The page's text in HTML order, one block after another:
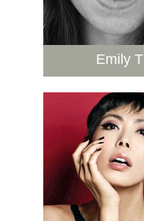
Emily T